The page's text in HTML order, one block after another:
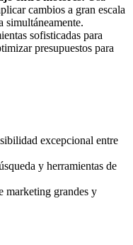
cambios a gran escala
simultáneamente.
sofisticadas para
presupuestos para
excepcional entre
y herramientas de
marketing grandes y